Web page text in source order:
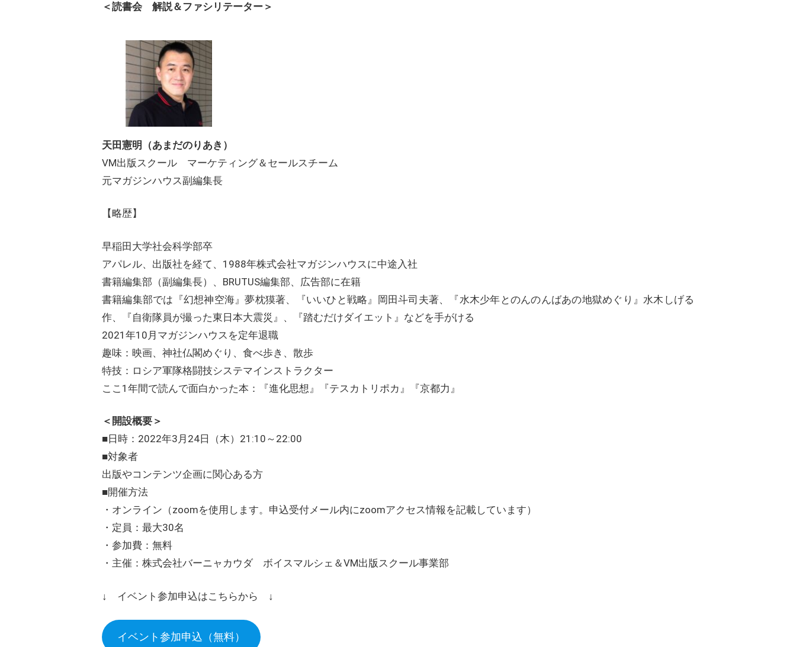
＜読書会 解説＆ファシリテーター＞
天田憲明（あまだのりあき）
VM出版スクール マーケティング＆セールスチーム
元マガジンハウス副編集長
【略歴】
早稲田大学社会科学部卒
アパレル、出版社を経て、1988年株式会社マガジンハウスに中途入社
書籍編集部（副編集長）、BRUTUS編集部、広告部に在籍
書籍編集部では『幻想神空海』夢枕獏著、『いいひと戦略』岡田斗司夫著、『水木少年とのんのんばあの地獄めぐり』水木しげる
作、『自衛隊員が撮った東日本大震災』、『踏むだけダイエット』などを手がける
2021年10月マガジンハウスを定年退職
趣味：映画、神社仏閣めぐり、食べ歩き、散歩
特技：ロシア軍隊格闘技システマインストラクター
ここ1年間で読んで面白かった本：『進化思想』『テスカトリポカ』『京都力』
＜開設概要＞
■日時：2022年3月24日（木）21:10～22:00
■対象者
出版やコンテンツ企画に関心ある方
■開催方法
・オンライン（zoomを使用します。申込受付メール内にzoomアクセス情報を記載しています）
・定員：最大30名
・参加費：無料
・主催：株式会社バーニャカウダ ボイスマルシェ＆VM出版スクール事業部
↓ イベント参加申込はこちらから ↓
イベント参加申込（無料）